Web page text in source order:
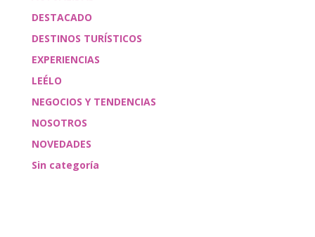
DESTACADO
DESTINOS TURÍSTICOS
EXPERIENCIAS
LEÉLO
NEGOCIOS Y TENDENCIAS
NOSOTROS
NOVEDADES
Sin categoría